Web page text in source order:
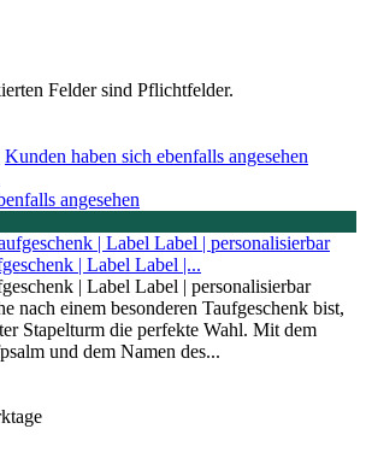
Felder sind Pflichtfelder.
Kunden haben sich ebenfalls angesehen
angesehen
| Label Label |...
| Label Label | personalisierbar
nach einem besonderen Taufgeschenk bist,
Stapelturm die perfekte Wahl. Mit dem
und dem Namen des...